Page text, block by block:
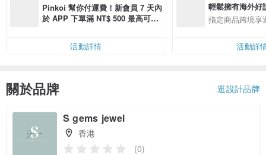
Pinkoi 幫你付運費！新會員 7 天內
於 APP 下單滿 NT$ 500 最高可折
活動詳情
輕鬆擁有海外好
指定商品跨境享
活動詳
關於品牌 逛設計品牌
S gems jewel
香港
(0)